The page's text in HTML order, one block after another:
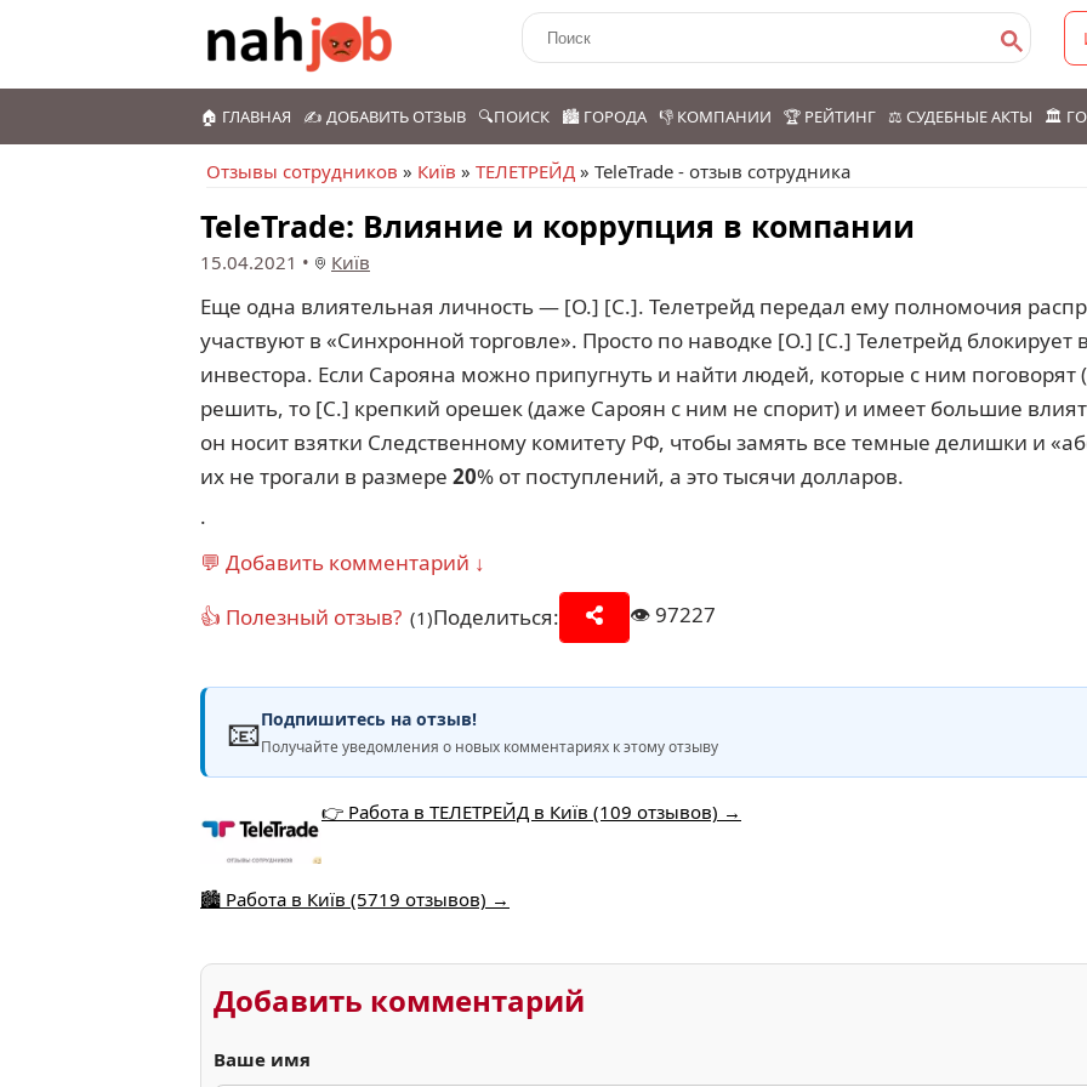
🏠 ГЛАВНАЯ ✍️ ДОБАВИТЬ ОТЗЫВ 🔍ПОИСК 🏙️ ГОРОДА 👎 КОМПАНИИ 🏆 РЕЙТИНГ ⚖️ СУДЕБНЫЕ АКТЫ 🏛️
Отзывы сотрудников » Київ » ТЕЛЕТРЕЙД » TeleTrade - отзыв сотрудника
TeleTrade: Влияние и коррупция в компании
15.04.2021 • Київ
Еще одна влиятельная личность — [О.] [С.]. Телетрейд передал ему полномочия
участвуют в «Синхронной торговле». Просто по наводке [О.] [С.] Телетрейд
инвестора. Если Сарояна можно припугнуть и найти людей, которые с ним
решить, то [С.] крепкий орешек (даже Сароян с ним не спорит) и имеет большие
он носит взятки Следственному комитету РФ, чтобы замять все темные делишки и
их не трогали в размере 20% от поступлений, а это тысячи долларов.
.
💬 Добавить комментарий ↓
👍 Полезный отзыв? (1)Поделиться: 👁️97227
📧Подпишитесь на отзыв!
Получайте уведомления о новых комментариях к этому отзыву
👉 Работа в ТЕЛЕТРЕЙД в Київ (109 отзывов) →
🏙️ Работа в Київ (5719 отзывов) →
Добавить комментарий
Ваше имя